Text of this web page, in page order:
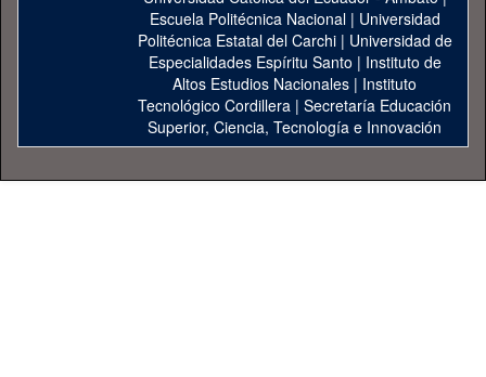
Escuela Politécnica Nacional| Universidad
Politécnica Estatal del Carchi| Universidad de
Especialidades Espíritu Santo | Instituto de
Altos Estudios Nacionales | Instituto
Tecnológico Cordillera | Secretaría Educación
Superior, Ciencia, Tecnología e Innovación